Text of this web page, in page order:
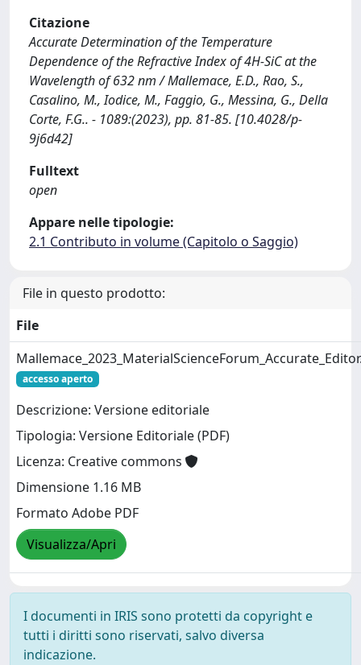
Citazione
Accurate Determination of the Temperature
Dependence of the Refractive Index of 4H-SiC at the
Wavelength of 632 nm / Mallemace, E.D., Rao, S.,
Casalino, M., Iodice, M., Faggio, G., Messina, G., Della
Corte, F.G.. - 1089:(2023), pp. 81-85. [10.4028/p-
9j6d42]
Fulltext
open
Appare nelle tipologie:
2.1 Contributo in volume (Capitolo o Saggio)
File in questo prodotto:
File
accesso aperto
Descrizione: Versione editoriale
Tipologia: Versione Editoriale (PDF)
Licenza: Creative commons
Dimensione 1.16 MB
Formato Adobe PDF
Visualizza/Apri
I documenti in IRIS sono protetti da copyright e
tutti i diritti sono riservati, salvo diversa
indicazione.